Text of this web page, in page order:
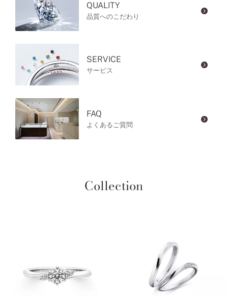
QUALITY
品質へのこだわり
SERVICE
サービス
FAQ
よくあるご質問
Collection